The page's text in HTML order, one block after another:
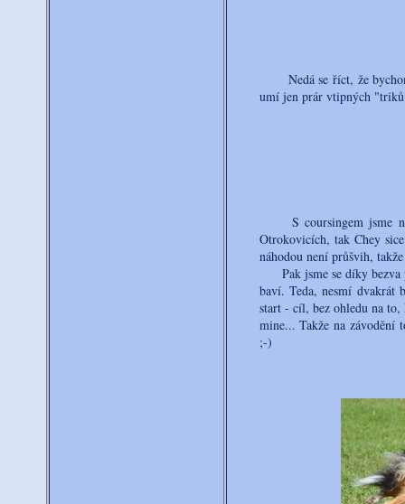
Nedá se říct, že bychom
umí jen prár vtipných
S coursingem jsme na
Otrokovicích, tak Chey
náhodou není průšvih,
Pak jsme se díky bezva
baví. Teda, nesmí dvakrát
start - cíl, bez ohledu na
mine... Takže na závodění
;-)